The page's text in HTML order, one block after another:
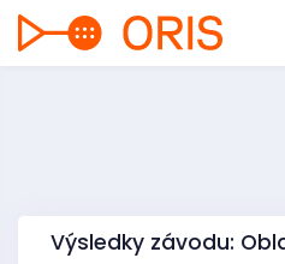
Výsledky závodu: